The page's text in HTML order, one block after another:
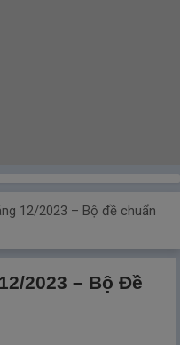
12/2023 – Bộ đề chuẩn
2023 – Bộ Đề